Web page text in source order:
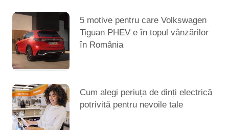
5 motive pentru care Volkswagen
Tiguan PHEV e în topul vânzărilor
în România
Cum alegi periuța de dinți electrică
potrivită pentru nevoile tale